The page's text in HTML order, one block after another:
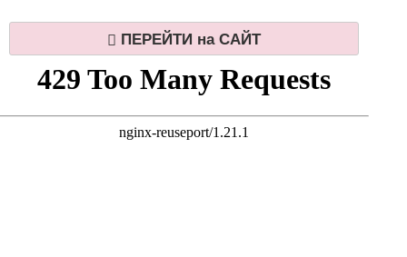
изделия для сада, консультации
по посадке и уходу за растениями..
УСЛОВИЯ УЧАСТВОВАТЬ
ПОСЕТИТЬ
ПЕРЕЙТИ на САЙТ